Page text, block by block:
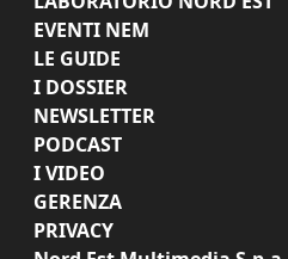
EVENTI NEM
LE GUIDE
I DOSSIER
NEWSLETTER
PODCAST
I VIDEO
GERENZA
PRIVACY